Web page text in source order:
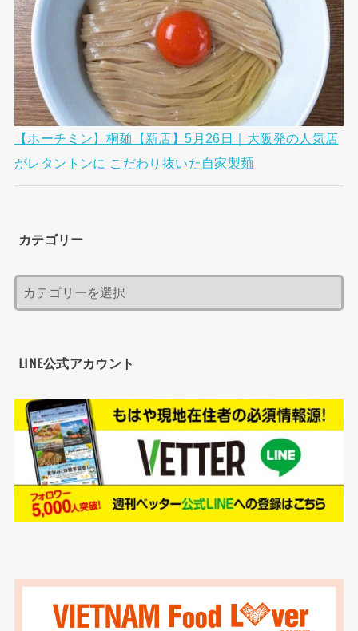
【ホーチミン】桐麺【新店】5月26日｜大阪発の人気店
がレタントンに こだわり抜いた自家製麺
カテゴリー
LINE公式アカウント